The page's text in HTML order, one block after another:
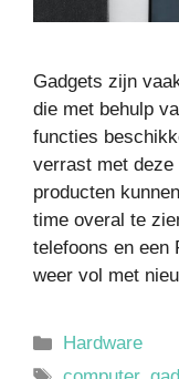
Gadgets zijn
die met behulp
functies
verrast met deze
producten
time overal te
telefoons en een
weer vol met
Hardware